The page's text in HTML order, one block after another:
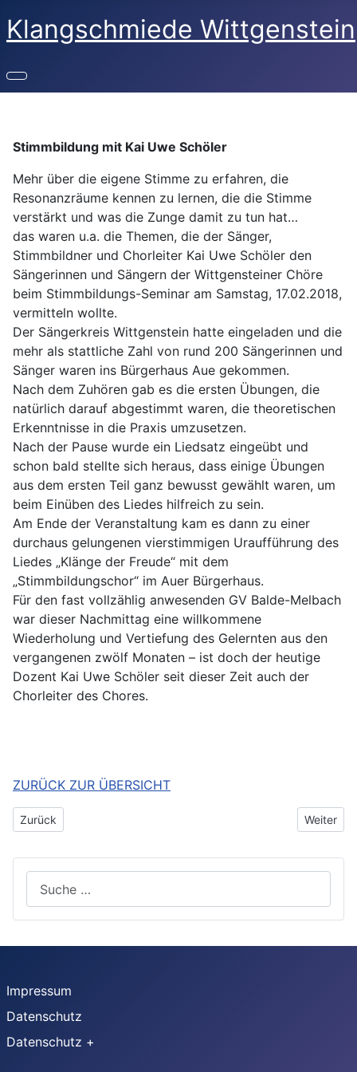
Klangschmiede Wittgenstein
Stimmbildung mit Kai Uwe Schöler
Mehr über die eigene Stimme zu erfahren, die
Resonanzräume kennen zu lernen, die die Stimme
verstärkt und was die Zunge damit zu tun hat…
das waren u.a. die Themen, die der Sänger,
Stimmbildner und Chorleiter Kai Uwe Schöler den
Sängerinnen und Sängern der Wittgensteiner Chöre
beim Stimmbildungs-Seminar am Samstag, 17.02.2018,
vermitteln wollte.
Der Sängerkreis Wittgenstein hatte eingeladen und die
mehr als stattliche Zahl von rund 200 Sängerinnen und
Sänger waren ins Bürgerhaus Aue gekommen.
Nach dem Zuhören gab es die ersten Übungen, die
natürlich darauf abgestimmt waren, die theoretischen
Erkenntnisse in die Praxis umzusetzen.
Nach der Pause wurde ein Liedsatz eingeübt und
schon bald stellte sich heraus, dass einige Übungen
aus dem ersten Teil ganz bewusst gewählt waren, um
beim Einüben des Liedes hilfreich zu sein.
Am Ende der Veranstaltung kam es dann zu einer
durchaus gelungenen vierstimmigen Uraufführung des
Liedes „Klänge der Freude“ mit dem
„Stimmbildungschor“ im Auer Bürgerhaus.
Für den fast vollzählig anwesenden GV Balde-Melbach
war dieser Nachmittag eine willkommene
Wiederholung und Vertiefung des Gelernten aus den
vergangenen zwölf Monaten – ist doch der heutige
Dozent Kai Uwe Schöler seit dieser Zeit auch der
Chorleiter des Chores.
ZURÜCK ZUR ÜBERSICHT
Vorheriger Beitrag: Das Jahr 2018 - JHV
Zurück Nächster
Weiter
Impressum
Datenschutz
Datenschutz +